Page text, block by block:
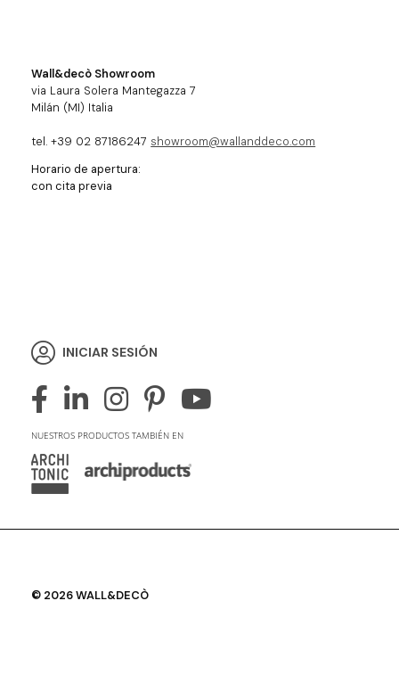
Wall&decò Showroom
via Laura Solera Mantegazza 7
Milán (MI) Italia
tel. +39 02 87186247 showroom@wallanddeco.com
Horario de apertura:
con cita previa
INICIAR SESIÓN
NUESTROS PRODUCTOS TAMBIÉN EN
© 2026 WALL&DECÒ